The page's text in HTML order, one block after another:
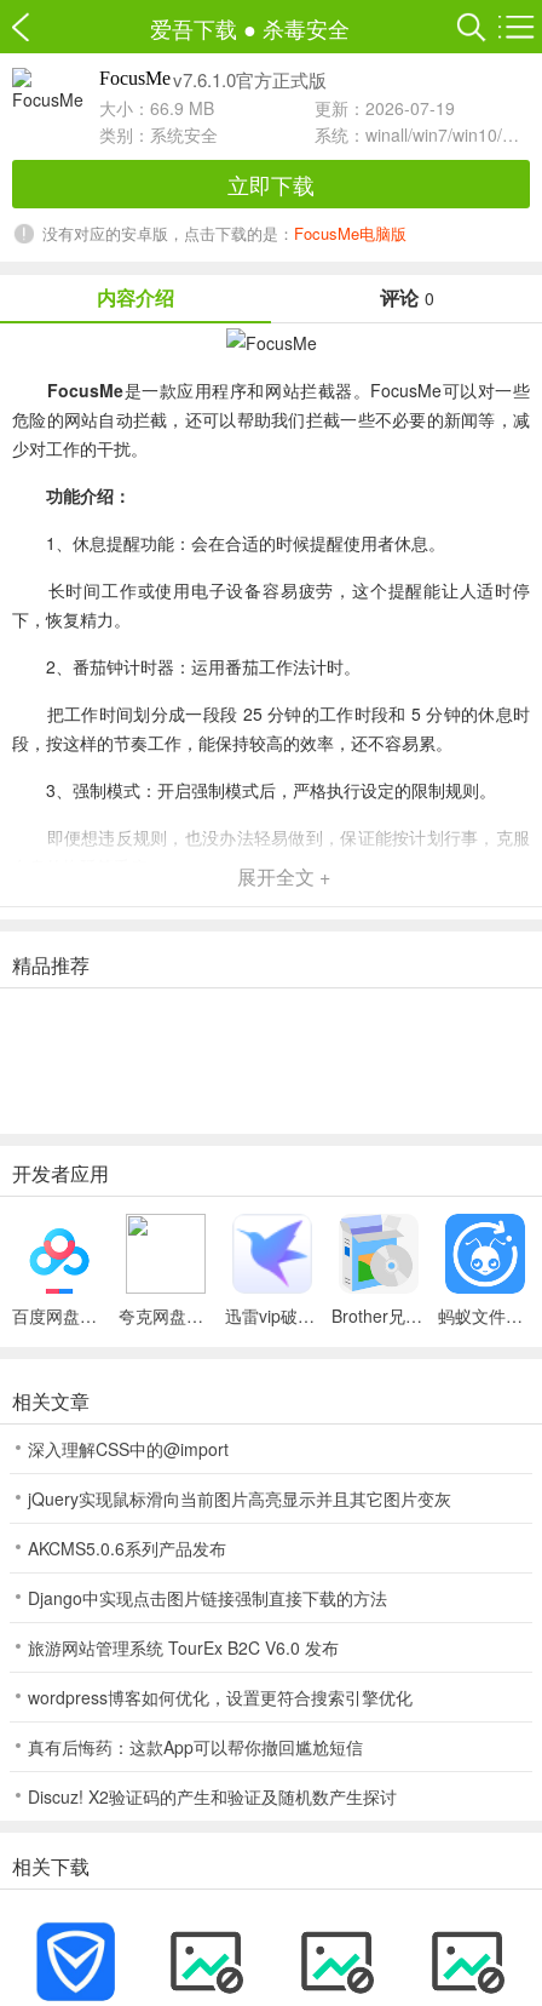
爱吾下载 ● 杀毒安全
FocusMev7.6.1.0官方正式版
大小：66.9 MB
更新：2026-07-19
类别： 系统安全 系统：winall/win7/win10/win11
立即下载
没有对应的安卓版，点击下载的是： FocusMe电脑版
内容介绍 评论 0
FocusMe是一款应用程序和网站拦截器。FocusMe可以对一些
危险的网站自动拦截，还可以帮助我们拦截一些不必要的新闻等，减
少对工作的干扰。
功能介绍：
1、休息提醒功能：会在合适的时候提醒使用者休息。
长时间工作或使用电子设备容易疲劳，这个提醒能让人适时停
下，恢复精力。
2、番茄钟计时器：运用番茄工作法计时。
把工作时间划分成一段段 25 分钟的工作时段和 5 分钟的休息时
段，按这样的节奏工作，能保持较高的效率，还不容易累。
3、强制模式：开启强制模式后，严格执行设定的限制规则。
即便想违反规则，也没办法轻易做到，保证能按计划行事，克服
只有知道密码的人才能操作软件，保证使用的自主性和安全性。
6、黑名单功能：可以把那些容易分散注意力、浪费时间或者有不
良影响的网站及应用列入黑名单。一旦列入，在设定时间内就无法访
问，帮助避开干扰。
7、白名单功能：能够设置白名单，把工作、学习等必需的网站和
应用放进去。
源。
8、时间追踪记录：能详细记录在各个网站、应用上花费的时间。
通过分析这些记录，清楚了解自己的时间都花在哪了，找到时间
段内对各类网站、应用的访问时间限制。
比如工作时限制娱乐应用使用时间，休息时适当放宽，实现对时
1、提高生产力
(1)为你的工作日制定一份时间表，确保你完成重要的事情
(2)每天或每小时在任何网站或应用程序上限制您的时间，并轻松
地每天节省2个小时
(3)避免多任务，更有效地提升工作25%
2、掌握你的时间
展开全文 +
精品推荐
开发者应用
百度网盘绿色免安装Pc电脑版 夸克网盘官方正式版 迅雷vip破解版永久会员2024版 Brother兄弟 MFC-8480DN多功能一体机ISIS驱动 蚂蚁文件（数据恢复大师）
相关文章
深入理解CSS中的@import
jQuery实现鼠标滑向当前图片高亮显示并且其它图片变灰
AKCMS5.0.6系列产品发布
Django中实现点击图片链接强制直接下载的方法
旅游网站管理系统 TourEx B2C V6.0 发布
wordpress博客如何优化，设置更符合搜索引擎优化
真有后悔药：这款App可以帮你撤回尴尬短信
Discuz! X2验证码的产生和验证及随机数产生探讨
相关下载